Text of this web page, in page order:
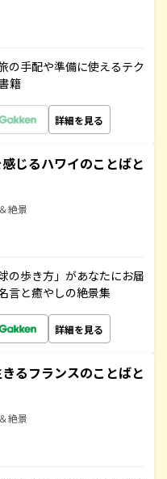
の手配や準備に使えるテク
籍
詳細を見る
じるハワイのことばと
絶景
の歩き方」があなたにお届
言と癒やしの絶景集
詳細を見る
るフランスのことばと
絶景